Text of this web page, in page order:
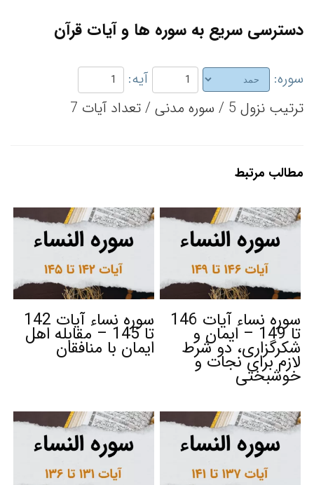
دسترسی سریع به سوره ها و آیات قرآن
سوره:
آیه:
ترتیب نزول 5 / سوره مدنی / تعداد آیات 7
مطالب مرتبط
سوره نساء آیات 146
تا 149 – ایمان و
شکرگزاری، دو شرط
لازم برای نجات و
خوشبختی
سوره نساء آیات 142
تا 145 – مقابله اهل
ایمان با منافقان